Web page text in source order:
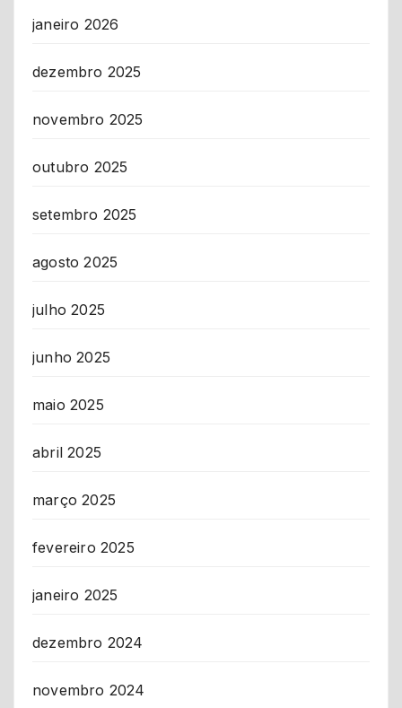
janeiro 2026
dezembro 2025
novembro 2025
outubro 2025
setembro 2025
agosto 2025
julho 2025
junho 2025
maio 2025
abril 2025
março 2025
fevereiro 2025
janeiro 2025
dezembro 2024
novembro 2024